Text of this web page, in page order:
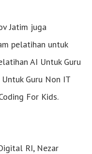
Jatim juga
pelatihan untuk
AI Untuk Guru
Guru Non IT
For Kids.
RI, Nezar